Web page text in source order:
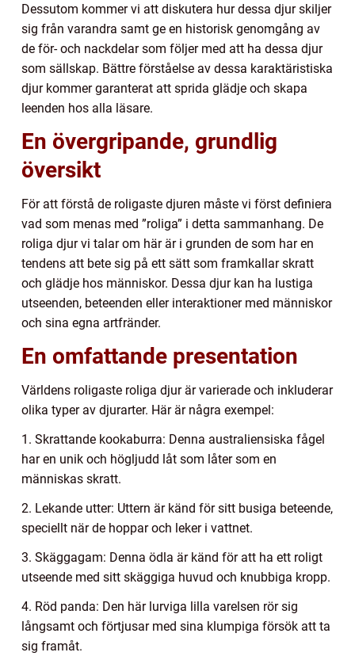
Dessutom kommer vi att diskutera hur dessa djur skiljer
sig från varandra samt ge en historisk genomgång av
de för- och nackdelar som följer med att ha dessa djur
som sällskap. Bättre förståelse av dessa karaktäristiska
djur kommer garanterat att sprida glädje och skapa
leenden hos alla läsare.
En övergripande, grundlig
översikt
För att förstå de roligaste djuren måste vi först definiera
vad som menas med ”roliga” i detta sammanhang. De
roliga djur vi talar om här är i grunden de som har en
tendens att bete sig på ett sätt som framkallar skratt
och glädje hos människor. Dessa djur kan ha lustiga
utseenden, beteenden eller interaktioner med människor
och sina egna artfränder.
En omfattande presentation
Världens roligaste roliga djur är varierade och inkluderar
olika typer av djurarter. Här är några exempel:
1. Skrattande kookaburra: Denna australiensiska fågel
har en unik och högljudd låt som låter som en
människas skratt.
2. Lekande utter: Uttern är känd för sitt busiga beteende,
speciellt när de hoppar och leker i vattnet.
3. Skäggagam: Denna ödla är känd för att ha ett roligt
utseende med sitt skäggiga huvud och knubbiga kropp.
4. Röd panda: Den här lurviga lilla varelsen rör sig
långsamt och förtjusar med sina klumpiga försök att ta
sig framåt.